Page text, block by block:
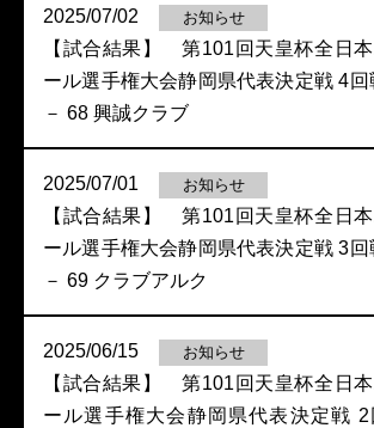
2025/07/02 お知らせ
【試合結果】 第101回天皇杯全日
ール選手権大会静岡県代表決定戦 4
－ 68 興誠クラブ
2025/07/01 お知らせ
【試合結果】 第101回天皇杯全日
ール選手権大会静岡県代表決定戦 3
－ 69 クラブアルク
2025/06/15 お知らせ
【試合結果】 第101回天皇杯全日
ール選手権大会静岡県代表決定戦